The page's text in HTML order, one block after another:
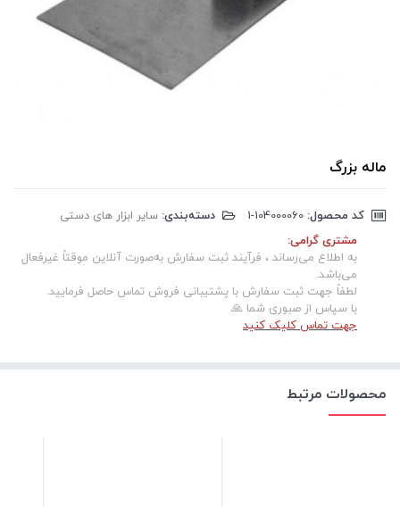
ماله بزرگ
کد محصول: دسته‌بندی: سایر ابزار های دستی
مشتری گرامی:
به اطلاع می‌رساند ، فرآیند ثبت سفارش به‌صورت آنلاین موقتاً غیرفعال
می‌باشد.
لطفاً جهت ثبت سفارش با پشتیبانی فروش تماس حاصل فرمایید.
با سپاس از صبوری شما 🙏
جهت تماس کلیک کنید
محصولات مرتبط